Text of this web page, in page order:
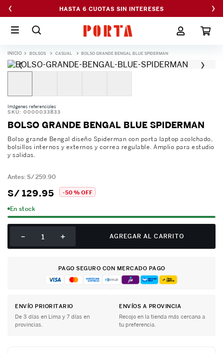
‹ HASTA 6 CUOTAS SIN INTERESES ›
BOLSOS CASUAL BOLSO GRANDE BENGAL BLUE SPIDERMAN
‹ ›
Imágenes referenciales
SKU: 0000033833
BOLSO GRANDE BENGAL BLUE SPIDERMAN
Bolso grande Bengal diseño Spiderman con porta laptop acolchado,
bolsillos internos y externos y correa regulable. Amplio para estudio
y salidas.
S/259.90
S/ 129.95 -50 % OFF
En stock
＋
－ AGREGAR AL CARRITO
PAGO SEGURO CON MERCADO PAGO
ENVÍO PRIORITARIO
De 3 días en Lima y 7 días en
provincias.
ENVÍOS A PROVINCIA
Recojo en la tienda más cercana a
tu preferencia.